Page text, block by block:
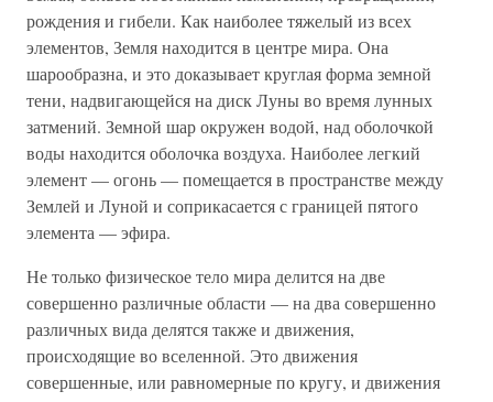
рождения и гибели. Как наиболее тяжелый из всех
элементов, Земля находится в центре мира. Она
шарообразна, и это доказывает круглая форма земной
тени, надвигающейся на диск Луны во время лунных
затмений. Земной шар окружен водой, над оболочкой
воды находится оболочка воздуха. Наиболее легкий
элемент — огонь — помещается в пространстве между
Землей и Луной и соприкасается с границей пятого
элемента — эфира.
Не только физическое тело мира делится на две
совершенно различные области — на два совершенно
различных вида делятся также и движения,
происходящие во вселенной. Это движения
совершенные, или равномерные по кругу, и движения